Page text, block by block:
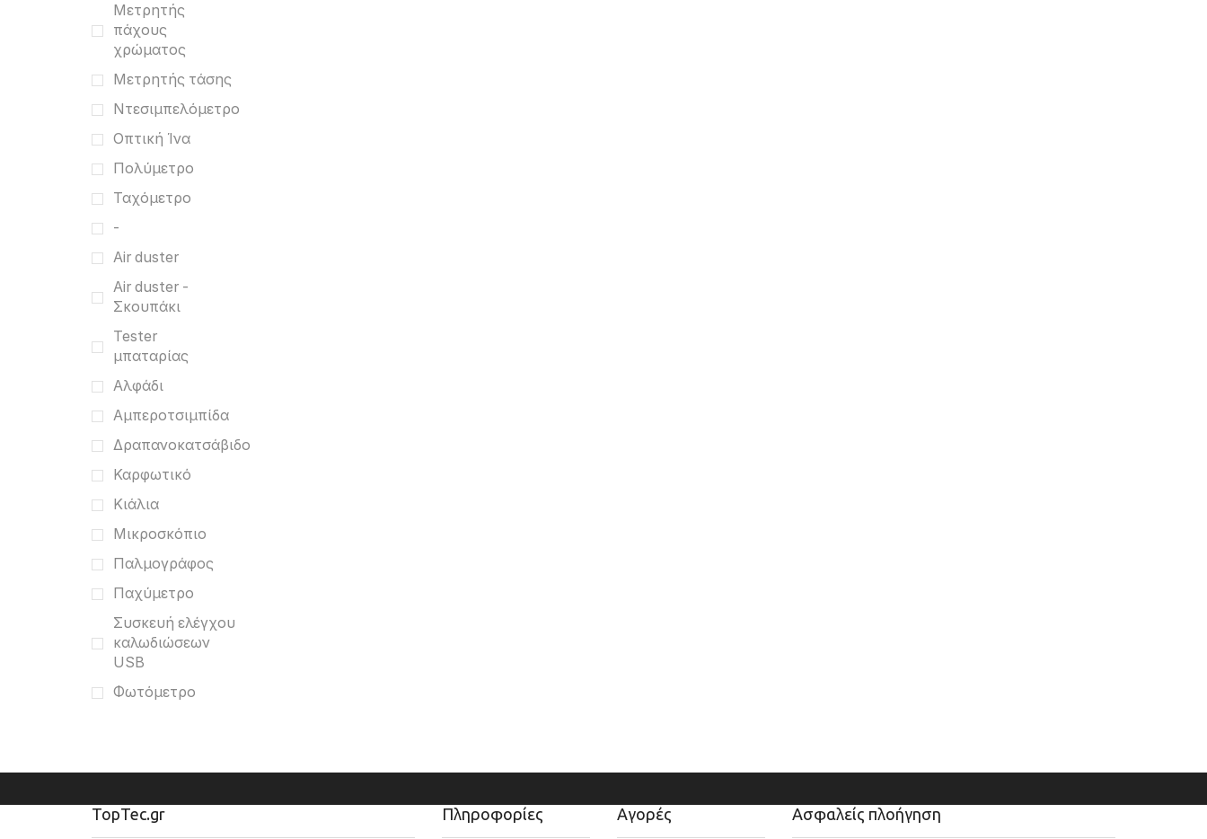
Μετρητής
πάχους
χρώματος
Μετρητής τάσης
Ντεσιμπελόμετρο
Οπτική Ίνα
Πολύμετρο
Ταχόμετρο
-
Air duster
Air duster -
Σκουπάκι
Tester
μπαταρίας
Αλφάδι
Αμπεροτσιμπίδα
Δραπανοκατσάβιδο
Καρφωτικό
Κιάλια
Μικροσκόπιο
Παλμογράφος
Παχύμετρο
Συσκευή ελέγχου
καλωδιώσεων
USB
Φωτόμετρο
TopTec.gr Πληροφορίες Αγορές Ασφαλείς πλοήγηση